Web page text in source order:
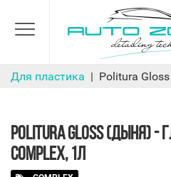
Для пластика
POLITURA GLOSS (ДЫНЯ)
COMPLEX, 1Л